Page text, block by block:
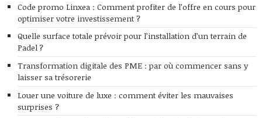
Code promo Linxea : Comment profiter de l’offre en cours pour
optimiser votre investissement ?
Quelle surface totale prévoir pour l’installation d’un terrain de
Padel ?
Transformation digitale des PME : par où commencer sans y
laisser sa trésorerie
Louer une voiture de luxe : comment éviter les mauvaises
surprises ?